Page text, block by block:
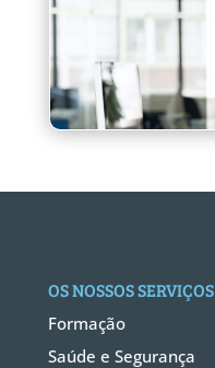
OS NOSSOS SERVIÇOS
Formação
Saúde e Segurança